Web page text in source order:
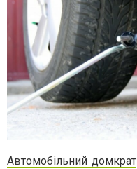
Автомобільний домкрат